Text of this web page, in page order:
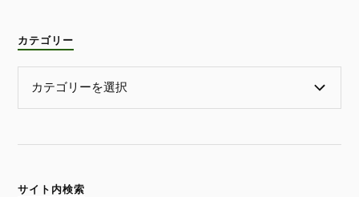
カテゴリー
サイト内検索